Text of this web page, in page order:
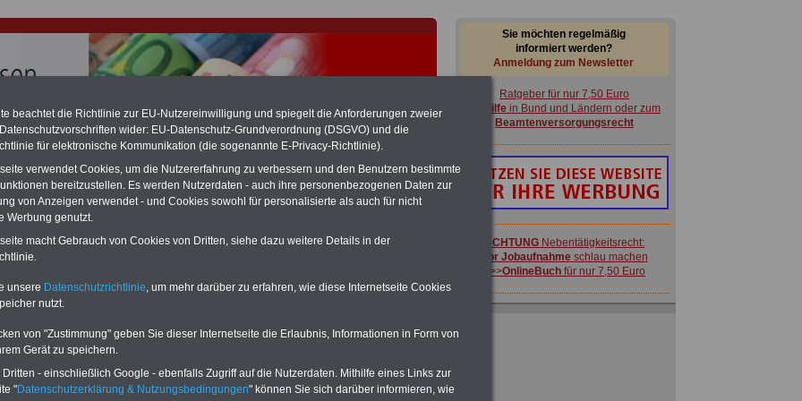
für Beamte & Ruhestandsbeamte (zu geringe Alimentation)
erklärt (Berlin muss bisMärz 2027 eine Neuregelung der
die zun hohen Nachzahlungen führen wird). Auch beim Bund
wird es hohe Nachzahlungen geben (Medienberichten
alle (!) Beamtezwischen mind.
der Bundesregierung vorgelegt wird (wahrscheinlich im Quartal.2026
der Broschüre
Besoldungsgesetz: § 5 Aufwandsentschädigungen
mit drei Ratgebern für nur
versorgungsrecht
sowie Beihilferecht in Bund und
DienstZum Komplettpreis von 15 Euro im Jahr
können Sie zehn Bücher als eBook
Sie möchten regelmäßig
informiert werden?
Anmeldung zum Newsletter
Ratgeber für nur 7,50 Euro
Beihilfe in Bund und Ländern oder zum
Beamtenversorgungsrecht
ACHTUNG Nebentätigkeitsrecht:
vor Jobaufnahmeschlau machen
>>>OnlineBuch für nur 7,50 Euro
beachtet die Richtlinie zur EU-Nutzereinwilligung und spiegelt die Anforderungen zweier
wider: EU-Datenschutz-Grundverordnung (DSGVO) und die
für elektronische Kommunikation (die sogenannte E-Privacy-Richtlinie).
verwendet Cookies, um die Nutzererfahrung zu verbessern und den Benutzern bestimmte
bereitzustellen. Es werden Nutzerdaten - auch ihre personenbezogenen Daten zur
von Anzeigen verwendet - und Cookies sowohl für personalisierte als auch für nicht
Werbung genutzt.
macht Gebrauch von Cookies von Dritten, siehe dazu weitere Details in der
unsere Datenschutzrichtlinie , um mehr darüber zu erfahren, wie diese Internetseite Cookies
nutzt.
von "Zustimmung" geben Sie dieser Internetseite die Erlaubnis, Informationen in Form von
Gerät zu speichern.
- einschließlich Google - ebenfalls Zugriff auf die Nutzerdaten. Mithilfe eines Links zur
"Datenschutzerklärung & Nutzungsbedingungen" können Sie sich darüber informieren, wie